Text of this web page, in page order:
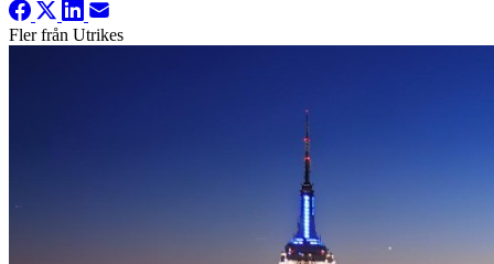
Fler från Utrikes